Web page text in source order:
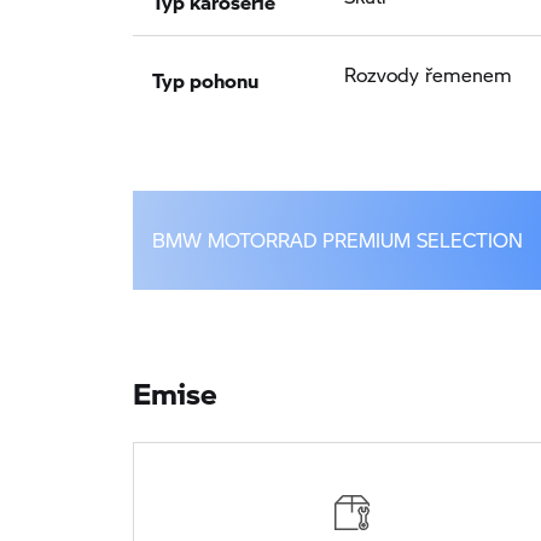
Typ pohonu Rozvody řemenem
BMW MOTORRAD PREMIUM SELECTION
Emise